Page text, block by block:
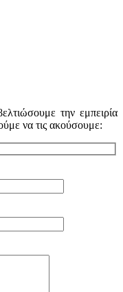
την εμπειρία
να τις ακούσουμε: